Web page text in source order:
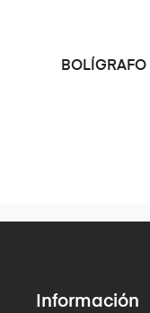
BOLÍGRAFO
Información